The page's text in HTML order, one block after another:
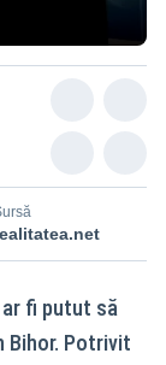
fi putut să
Bihor. Potrivit